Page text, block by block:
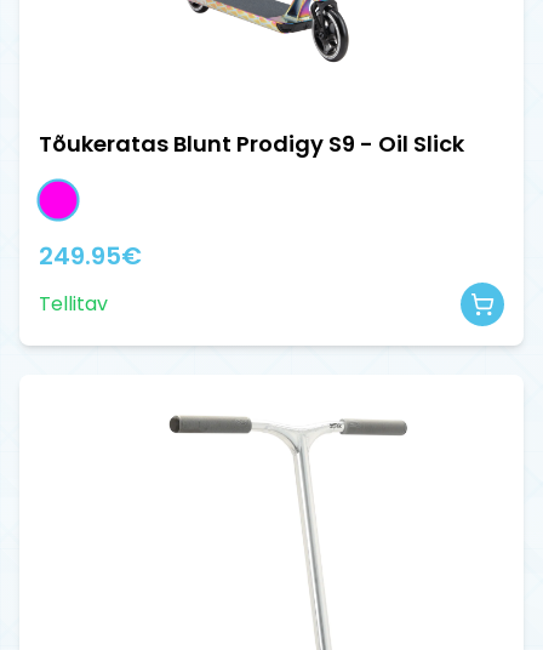
Tõukeratas Blunt Prodigy S9 - Oil Slick
249.95€
Tellitav